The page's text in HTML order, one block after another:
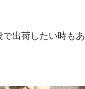
出荷したい時もあ